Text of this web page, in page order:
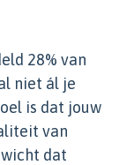
28% van
niet ál je
is dat jouw
van
dat